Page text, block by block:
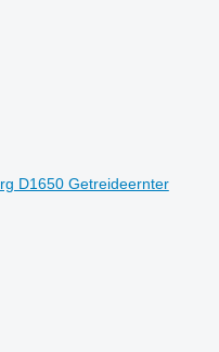
D1650 Getreideernter